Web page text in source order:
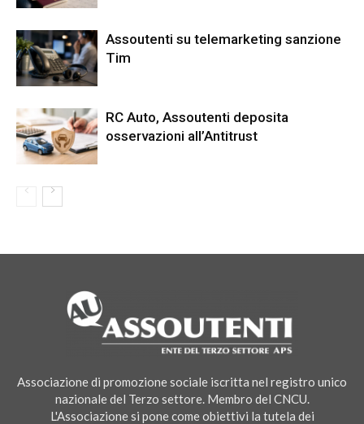
Assoutenti su telemarketing sanzione
Tim
RC Auto, Assoutenti deposita
osservazioni all’Antitrust
Associazione di promozione sociale iscritta nel registro unico
nazionale del Terzo settore. Membro del CNCU.
L'Associazione si pone come obiettivi la tutela dei